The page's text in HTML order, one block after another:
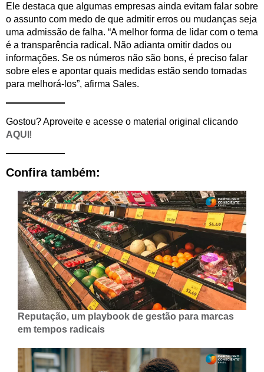
Ele destaca que algumas empresas ainda evitam falar sobre
o assunto com medo de que admitir erros ou mudanças seja
uma admissão de falha. “A melhor forma de lidar com o tema
é a transparência radical. Não adianta omitir dados ou
informações. Se os números não são bons, é preciso falar
sobre eles e apontar quais medidas estão sendo tomadas
para melhorá-los”, afirma Sales.
Gostou? Aproveite e acesse o material original clicando
AQUI !
Confira também:
Reputação, um playbook de gestão para marcas
em tempos radicais